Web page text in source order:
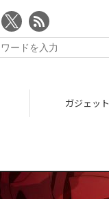
ガジェット